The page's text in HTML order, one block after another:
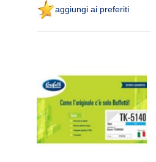
aggiungi ai preferiti